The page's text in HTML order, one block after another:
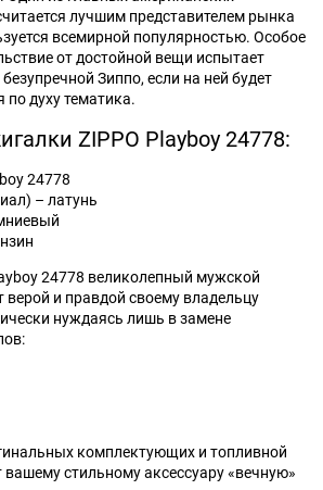
лучшим представителем рынка
всемирной популярностью. Особое
от достойной вещи испытает
Зиппо, если на ней будет
духу тематика.
ZIPPO Playboy 24778:
24778
– латунь
24778 великолепный мужской
верой и правдой своему владельцу
нуждаясь лишь в замене
комплектующих и топливной
стильному аксессуару «вечную»